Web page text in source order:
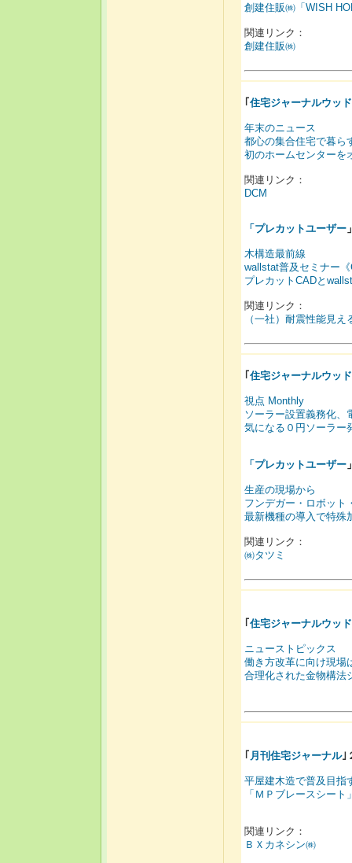
創建住販㈱「WISH
関連リンク：
創建住販㈱
｢ 住宅ジャーナルウッ
年末のニュース
都心の集合住宅で暮ら
初のホームセンターを
関連リンク：
DCM
「 プレカットユーザー
木構造最前線
wallstat普及セミナー
プレカットCADと
関連リンク：
（一社）耐震性能見え
｢ 住宅ジャーナルウッ
視点 Monthly
ソーラー設置義務化、
気になる０円ソーラー
「 プレカットユーザー
生産の現場から
フンデガー・ロボット
最新機種の導入で特殊
関連リンク：
㈱タツミ
｢ 住宅ジャーナルウッ
ニューストピックス
働き方改革に向け現場
合理化された金物構法
｢ 月刊住宅ジャーナル｣
平屋建木造で普及目指
「ＭＰブレースシー
関連リンク：
ＢＸカネシン㈱